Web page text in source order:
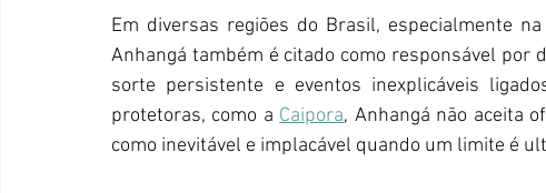
Em diversas regiões do Brasil, especialmente
Anhangá também é citado como responsável por
sorte persistente e eventos inexplicáveis
protetoras, como a Caipora, Anhangá não aceita
como inevitável e implacável quando um limite é